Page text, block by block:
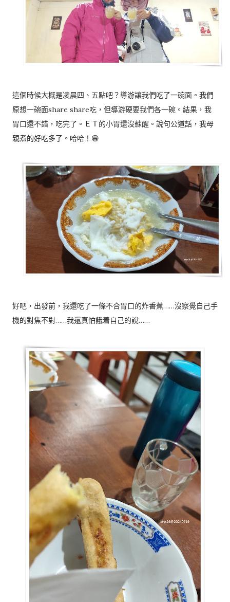
這個時候大概是凌晨四、五點吧？導游讓我們吃了一碗面。我們
原想一碗面share share吃，但導游硬要我們各一碗。結果，我
胃口還不錯，吃完了。ＥＴ的小胃還沒蘇醒。說句公道話，我母
親煮的好吃多了。哈哈！😁
好吧，出發前，我還吃了一條不合胃口的炸香蕉……沒察覺自己手
機的對焦不對……我還真怕餓着自己的說……